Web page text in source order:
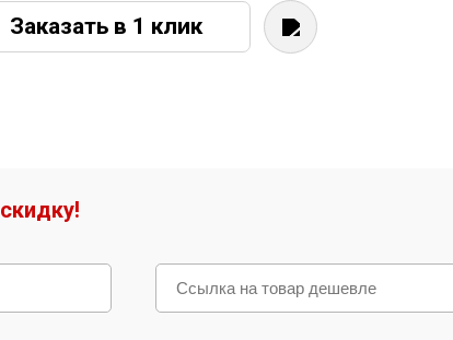
Заказать в 1 клик